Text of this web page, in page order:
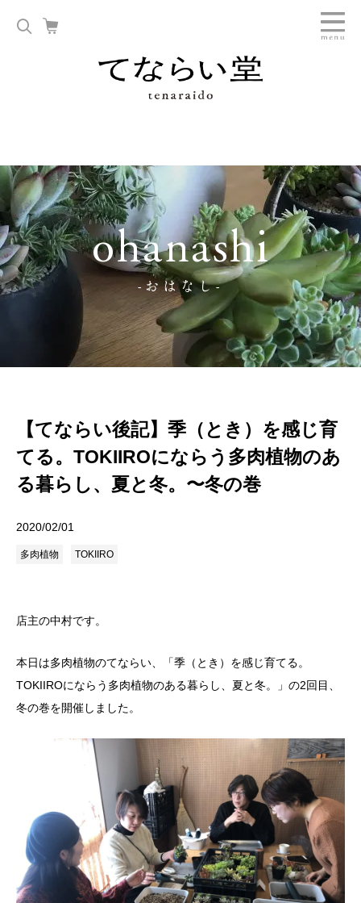
ohanashi
-おはなし-
【てならい後記】季（とき）を感じ育
てる。TOKIIROにならう多肉植物のあ
る暮らし、夏と冬。〜冬の巻
2020/02/01
多肉植物 TOKIIRO
店主の中村です。
本日は多肉植物のてならい、「季（とき）を感じ育てる。
TOKIIROにならう多肉植物のある暮らし、夏と冬。」の2回目、
冬の巻を開催しました。